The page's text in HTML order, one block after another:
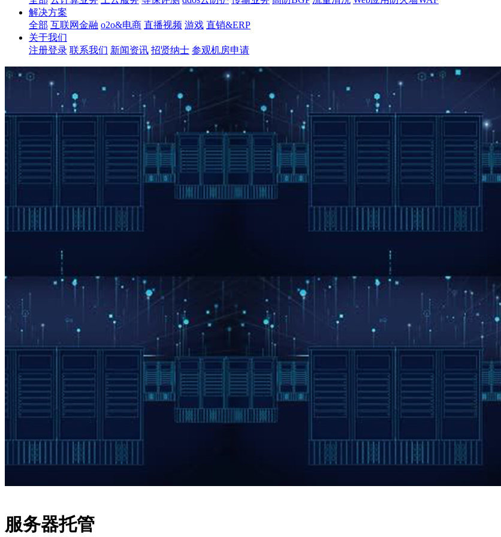
解决方案
全部 互联网金融 o2o&电商 直播视频 游戏 直销&ERP
关于我们
注册登录 联系我们 新闻资讯 招贤纳士 参观机房申请
服务器托管